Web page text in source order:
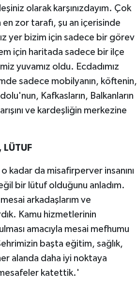
olarak karşınızdayım. Çok
zor tarafı, şu an içerisinde
yer bizim için sadece bir görev
için haritada sadece bir ilçe
yuvamız oldu. Ecdadımız
sadece mobilyanın, köftenin,
Kafkasların, Balkanların
ve kardeşliğin merkezine
LÜTUF
kadar da misafirperver insanını
bir lütuf olduğunu anladım.
arkadaşlarım ve
Kamu hizmetlerinin
amacıyla mesai mefhumu
başta eğitim, sağlık,
alanda daha iyi noktaya
katettik.'